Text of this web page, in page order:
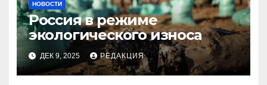
НОВОСТИ
Россия в режиме
экологического износа
ДЕК 9, 2025 РЕДАКЦИЯ